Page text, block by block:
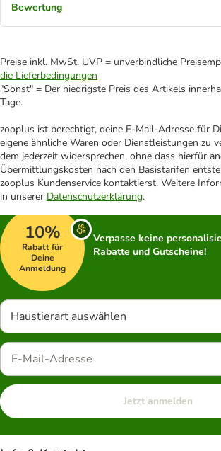
Bewertung
Preise inkl. MwSt. UVP = unverbindliche
die Lieferbedingungen
"Sonst" = Der niedrigste Preis des Artikels
Tage.
zooplus ist berechtigt, deine E-Mail-Adresse für
eigene ähnliche Waren oder Dienstleistungen zu
dem jederzeit widersprechen, ohne dass hierfür
Übermittlungskosten nach den Basistarifen
zooplus Kundenservice kontaktierst. Weitere
in unserer Datenschutzerklärung.
10%
Rabatt für
Deine
Anmeldung
Verpasse keine
Rabatte und Gutscheine!
Haustierart auswählen
Jetzt anmelden